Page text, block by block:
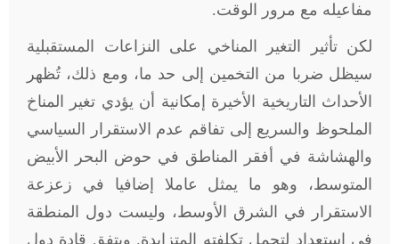
مفاعيله مع مرور الوقت.
لكن تأثير التغير المناخي على النزاعات المستقبلية
سيظل ضربا من التخمين إلى حد ما، ومع ذلك، تُظهر
الأحداث التاريخية الأخيرة إمكانية أن يؤدي تغير المناخ
الملحوظ والسريع إلى تفاقم عدم الاستقرار السياسي
والهشاشة في أفقر المناطق في حوض البحر الأبيض
المتوسط، وهو ما يمثل عاملا إضافيا في زعزعة
الاستقرار في الشرق الأوسط، وليست دول المنطقة
في استعداد لتحمل تكلفته المتزايدة. ويتفق قادة دول